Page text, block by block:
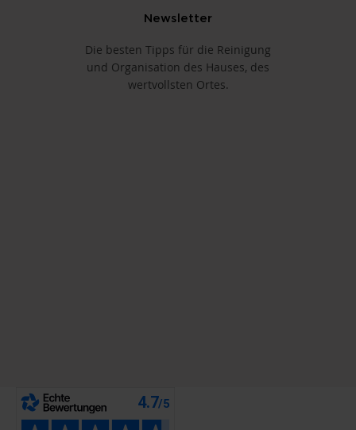
Newsletter
Die besten Tipps für die Reinigung
und Organisation des Hauses, des
wertvollsten Ortes.